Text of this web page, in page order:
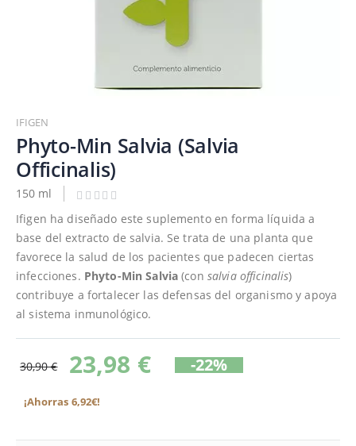
al
comienzo
de
la
galería
imágenes
IFIGEN
Phyto-Min Salvia (Salvia
Officinalis)
150 ml
Ifigen ha diseñado este suplemento en forma líquida a
base del extracto de salvia. Se trata de una planta que
favorece la salud de los pacientes que padecen ciertas
infecciones. Phyto-Min Salvia (con salvia officinalis)
contribuye a fortalecer las defensas del organismo y apoya
al sistema inmunológico.
30,90 € 23,98 € -22%
¡Ahorras 6,92€!